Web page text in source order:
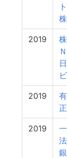
2019
2019
2019